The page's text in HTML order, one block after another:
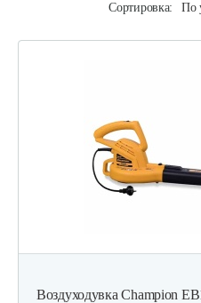
Сортировка: По
Воздуходувка Champion